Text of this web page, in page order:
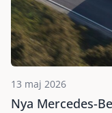
13 maj 2026
Nya Mercedes-